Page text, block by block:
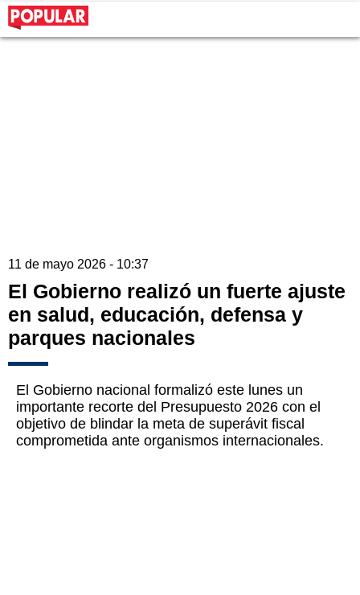
11 de mayo 2026 - 10:37
El Gobierno realizó un fuerte ajuste
en salud, educación, defensa y
parques nacionales
El Gobierno nacional formalizó este lunes un
importante recorte del Presupuesto 2026 con el
objetivo de blindar la meta de superávit fiscal
comprometida ante organismos internacionales.